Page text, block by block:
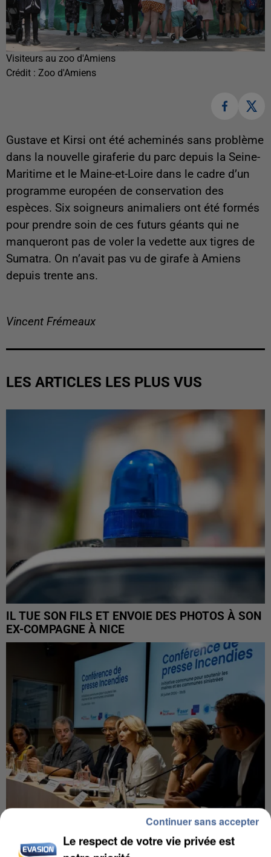
Visiteurs au zoo d'Amiens
Crédit : Zoo d'Amiens
Gustave et Kirsi ont été acheminés sans problème
dans la nouvelle giraferie du parc depuis la Seine-
Maritime et le Maine-et-Loire dans le cadre d’un
programme européen de conservation des
espèces. Six soigneurs animaliers ont été formés
pour prendre soin de ces futurs géants qui ne
manqueront pas de voler la vedette aux tigres de
Sumatra. On n’avait pas vu de girafe à Amiens
depuis trente ans.
Vincent Frémeaux
LES ARTICLES LES PLUS VUS
IL TUE SON FILS ET ENVOIE DES PHOTOS À SON
EX-COMPAGNE À NICE
INCENDIES : L’ÎLE-DE-FRANCE LANCE UN ÉLAN
Le respect de votre vie privée est
Continuer sans accepter